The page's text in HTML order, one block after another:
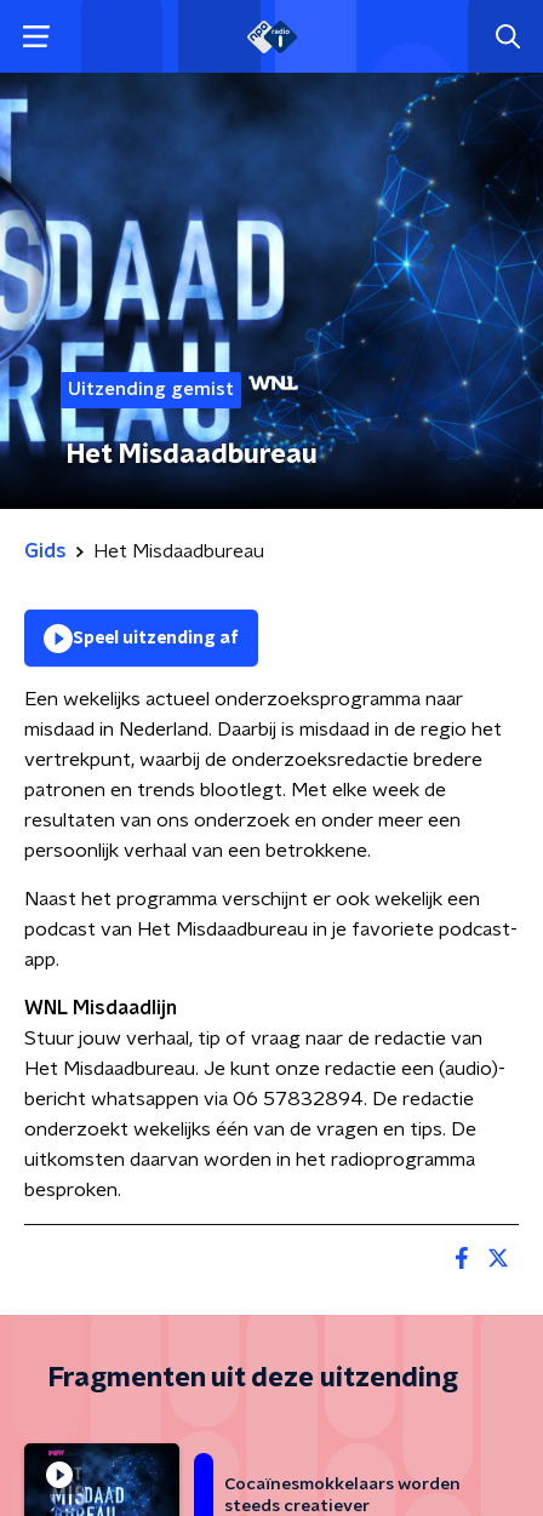
Uitzending gemist
Het Misdaadbureau
Gids Het Misdaadbureau
Speel uitzending af
Een wekelijks actueel onderzoeksprogramma naar
misdaad in Nederland. Daarbij is misdaad in de regio het
vertrekpunt, waarbij de onderzoeksredactie bredere
patronen en trends blootlegt. Met elke week de
resultaten van ons onderzoek en onder meer een
persoonlijk verhaal van een betrokkene.
Naast het programma verschijnt er ook wekelijk een
podcast van Het Misdaadbureau in je favoriete podcast-
app.
WNL Misdaadlijn
Stuur jouw verhaal, tip of vraag naar de redactie van
Het Misdaadbureau. Je kunt onze redactie een (audio)-
bericht whatsappen via 06 57832894. De redactie
onderzoekt wekelijks één van de vragen en tips. De
uitkomsten daarvan worden in het radioprogramma
besproken.
Fragmenten uit deze uitzending
Cocaïnesmokkelaars worden
steeds creatiever